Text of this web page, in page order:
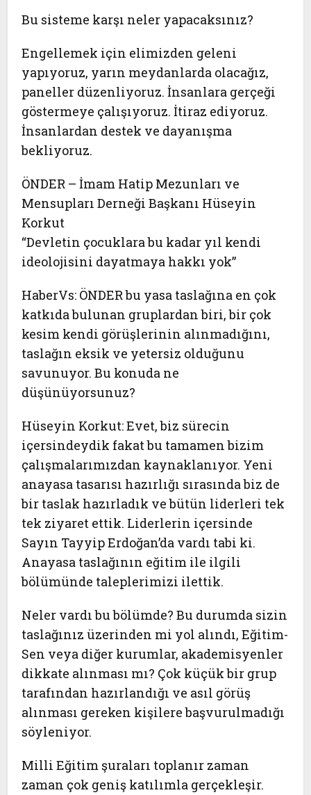
Bu sisteme karşı neler yapacaksınız?
Engellemek için elimizden geleni
yapıyoruz, yarın meydanlarda olacağız,
paneller düzenliyoruz. İnsanlara gerçeği
göstermeye çalışıyoruz. İtiraz ediyoruz.
İnsanlardan destek ve dayanışma
bekliyoruz.
ÖNDER – İmam Hatip Mezunları ve
Mensupları Derneği Başkanı Hüseyin
Korkut
“Devletin çocuklara bu kadar yıl kendi
ideolojisini dayatmaya hakkı yok”
HaberVs: ÖNDER bu yasa taslağına en çok
katkıda bulunan gruplardan biri, bir çok
kesim kendi görüşlerinin alınmadığını,
taslağın eksik ve yetersiz olduğunu
savunuyor. Bu konuda ne
düşünüyorsunuz?
Hüseyin Korkut:Evet, biz sürecin
içersindeydik fakat bu tamamen bizim
çalışmalarımızdan kaynaklanıyor. Yeni
anayasa tasarısı hazırlığı sırasında biz de
bir taslak hazırladık ve bütün liderleri tek
tek ziyaret ettik. Liderlerin içersinde
Sayın Tayyip Erdoğan’da vardı tabi ki.
Anayasa taslağının eğitim ile ilgili
bölümünde taleplerimizi ilettik.
Neler vardı bu bölümde? Bu durumda sizin
taslağınız üzerinden mi yol alındı, Eğitim-
Sen veya diğer kurumlar, akademisyenler
dikkate alınması mı? Çok küçük bir grup
tarafından hazırlandığı ve asıl görüş
alınması gereken kişilere başvurulmadığı
söyleniyor.
Milli Eğitim şuraları toplanır zaman
zaman çok geniş katılımla gerçekleşir.